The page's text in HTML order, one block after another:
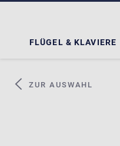
FLÜGEL & KLAVIERE
ZUR AUSWAHL